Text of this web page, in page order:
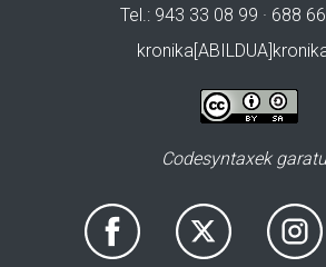
Tel.: 943 33 08 99 · 688
Codesyntaxek